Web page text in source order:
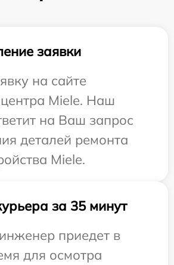
заявки
на сайте
Miele. Наш
на Ваш запрос
деталей ремонта
Miele.
за 35 минут
приедет в
для осмотра